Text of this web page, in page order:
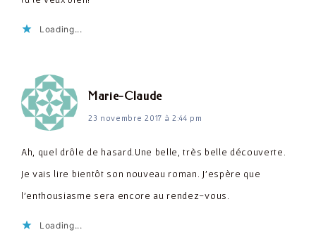
Loading...
Marie-Claudedit :
23 novembre 2017 à 2:44 pm
Ah, quel drôle de hasard.Une belle, très belle découverte.
Je vais lire bientôt son nouveau roman. J'espère que
l'enthousiasme sera encore au rendez-vous.
Loading...